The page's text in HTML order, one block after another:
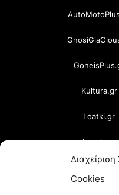
Cookies
Kultura.gr
Loatki.gr
Loveis.gr